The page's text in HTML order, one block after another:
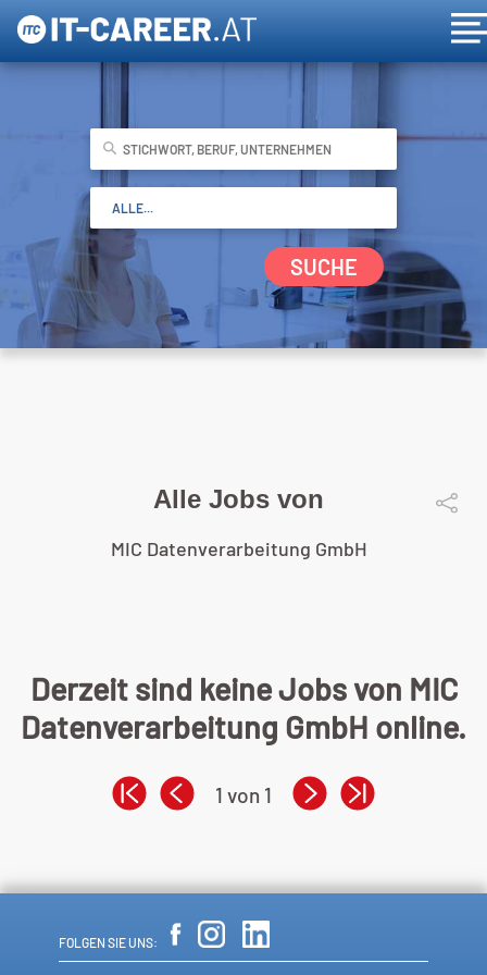
SUCHE
Alle Jobs von
MIC Datenverarbeitung GmbH
Derzeit sind keine Jobs von MIC
Datenverarbeitung GmbH online.
1 von 1
FOLGEN SIE UNS: